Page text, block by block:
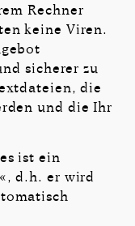
Rechner
keine Viren.
sicherer zu
die
und die Ihr
ist ein
d.h. er wird